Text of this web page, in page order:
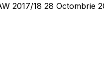
2017/18 28